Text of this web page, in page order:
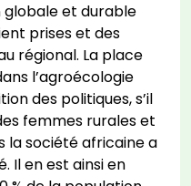
globale et durable
prises et des
régional. La place
l’agroécologie
des politiques, s’il
femmes rurales et
la société africaine a
Il en est ainsi en